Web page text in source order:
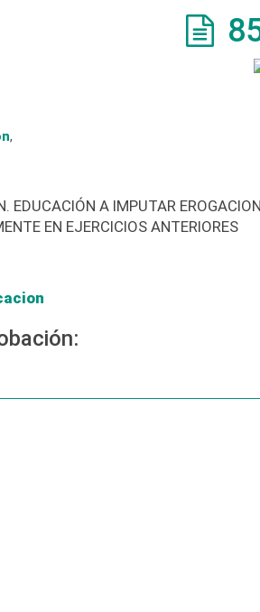
,
EDUCACIÓN A IMPUTAR
EN EJERCICIOS ANTERIORES